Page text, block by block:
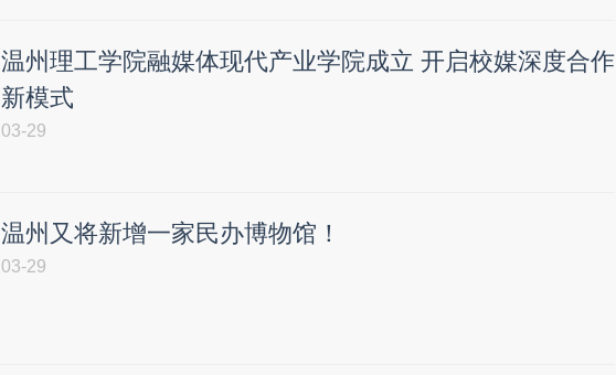
温州理工学院融媒体现代产业学院成立 开启校媒深度合作
新模式
03-29
温州又将新增一家民办博物馆！
03-29